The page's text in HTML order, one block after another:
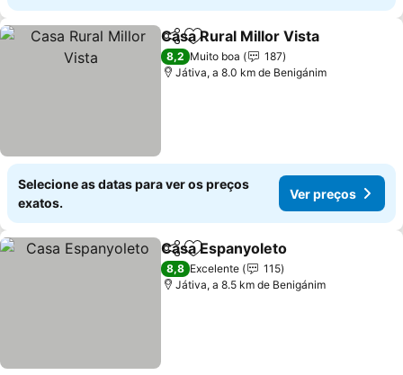
PartilharAdicionar aos favoritos
Casa Rural Millor Vista
8,2 Muito boa
187
Játiva, a 8.0 km de Benigánim
Selecione as datas para ver os preços
exatos.
Ver preços
PartilharAdicionar aos favoritos
Casa Espanyoleto
8,8 Excelente
115
Játiva, a 8.5 km de Benigánim